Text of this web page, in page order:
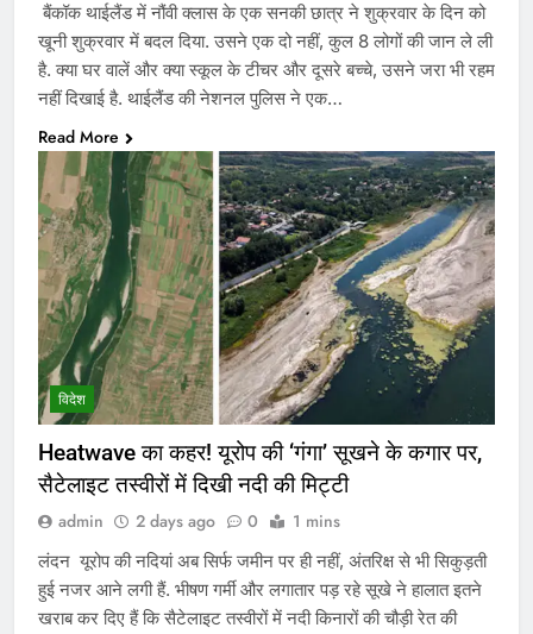
बैंकॉक थाईलैंड में नौंवी क्लास के एक सनकी छात्र ने शुक्रवार के दिन को
खूनी शुक्रवार में बदल दिया. उसने एक दो नहीं, कुल 8 लोगों की जान ले ली
है. क्या घर वालें और क्या स्कूल के टीचर और दूसरे बच्चे, उसने जरा भी रहम
नहीं दिखाई है. थाईलैंड की नेशनल पुलिस ने एक…
Read More
विदेश
Heatwave का कहर! यूरोप की ‘गंगा’ सूखने के कगार पर,
सैटेलाइट तस्वीरों में दिखी नदी की मिट्टी
admin 2 days ago 0 1 mins
लंदन यूरोप की नदियां अब सिर्फ जमीन पर ही नहीं, अंतरिक्ष से भी सिकुड़ती
हुई नजर आने लगी हैं. भीषण गर्मी और लगातार पड़ रहे सूखे ने हालात इतने
खराब कर दिए हैं कि सैटेलाइट तस्वीरों में नदी किनारों की चौड़ी रेत की